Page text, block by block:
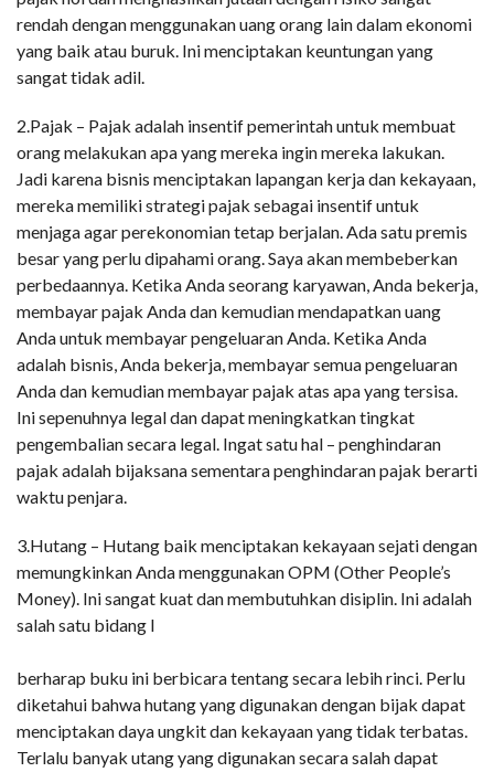
rendah dengan menggunakan uang orang lain dalam ekonomi
yang baik atau buruk. Ini menciptakan keuntungan yang
sangat tidak adil.
2.Pajak – Pajak adalah insentif pemerintah untuk membuat
orang melakukan apa yang mereka ingin mereka lakukan.
Jadi karena bisnis menciptakan lapangan kerja dan kekayaan,
mereka memiliki strategi pajak sebagai insentif untuk
menjaga agar perekonomian tetap berjalan. Ada satu premis
besar yang perlu dipahami orang. Saya akan membeberkan
perbedaannya. Ketika Anda seorang karyawan, Anda bekerja,
membayar pajak Anda dan kemudian mendapatkan uang
Anda untuk membayar pengeluaran Anda. Ketika Anda
adalah bisnis, Anda bekerja, membayar semua pengeluaran
Anda dan kemudian membayar pajak atas apa yang tersisa.
Ini sepenuhnya legal dan dapat meningkatkan tingkat
pengembalian secara legal. Ingat satu hal – penghindaran
pajak adalah bijaksana sementara penghindaran pajak berarti
waktu penjara.
3.Hutang – Hutang baik menciptakan kekayaan sejati dengan
memungkinkan Anda menggunakan OPM (Other People’s
Money). Ini sangat kuat dan membutuhkan disiplin. Ini adalah
salah satu bidang I
berharap buku ini berbicara tentang secara lebih rinci. Perlu
diketahui bahwa hutang yang digunakan dengan bijak dapat
menciptakan daya ungkit dan kekayaan yang tidak terbatas.
Terlalu banyak utang yang digunakan secara salah dapat